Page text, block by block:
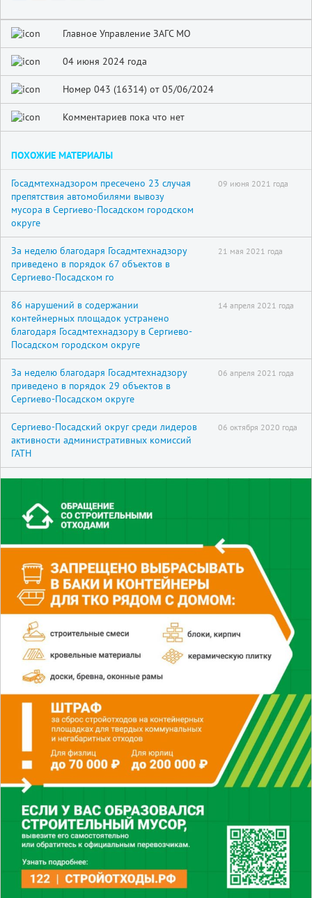
Главное Управление ЗАГС МО
04 июня 2024 года
Номер 043 (16314) от 05/06/2024
Комментариев пока что нет
ПОХОЖИЕ МАТЕРИАЛЫ
Госадмтехнадзором пресечено 23 случая
препятствия автомобилями вывозу
мусора в Сергиево-Посадском городском
округе
09 июня 2021 года
За неделю благодаря Госадмтехнадзору
приведено в порядок 67 объектов в
Сергиево-Посадском го
21 мая 2021 года
86 нарушений в содержании
контейнерных площадок устранено
благодаря Госадмтехнадзору в Сергиево-
Посадском городском округе
14 апреля 2021 года
За неделю благодаря Госадмтехнадзору
приведено в порядок 29 объектов в
Сергиево-Посадском округе
06 апреля 2021 года
Сергиево-Посадский округ среди лидеров
активности административных комиссий
ГАТН
06 октября 2020 года